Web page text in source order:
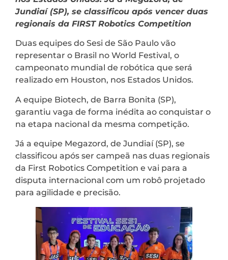
Jundiaí (SP), se classificou após vencer duas
regionais da FIRST Robotics Competition
Duas equipes do Sesi de São Paulo vão
representar o Brasil no World Festival, o
campeonato mundial de robótica que será
realizado em Houston, nos Estados Unidos.
A equipe Biotech, de Barra Bonita (SP),
garantiu vaga de forma inédita ao conquistar o
na etapa nacional da mesma competição.
Já a equipe Megazord, de Jundiaí (SP), se
classificou após ser campeã nas duas regionais
da First Robotics Competition e vai para a
disputa internacional com um robô projetado
para agilidade e precisão.